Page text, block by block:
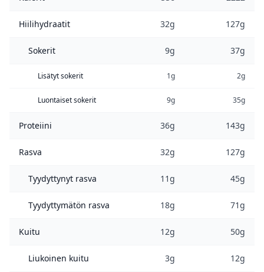
Hiilihydraatit 32g 127g
Sokerit 9g 37g
Lisätyt sokerit 1g 2g
Luontaiset sokerit 9g 35g
Proteiini 36g 143g
Rasva 32g 127g
Tyydyttynyt rasva 11g 45g
Tyydyttymätön rasva 18g 71g
Kuitu 12g 50g
Liukoinen kuitu 3g 12g